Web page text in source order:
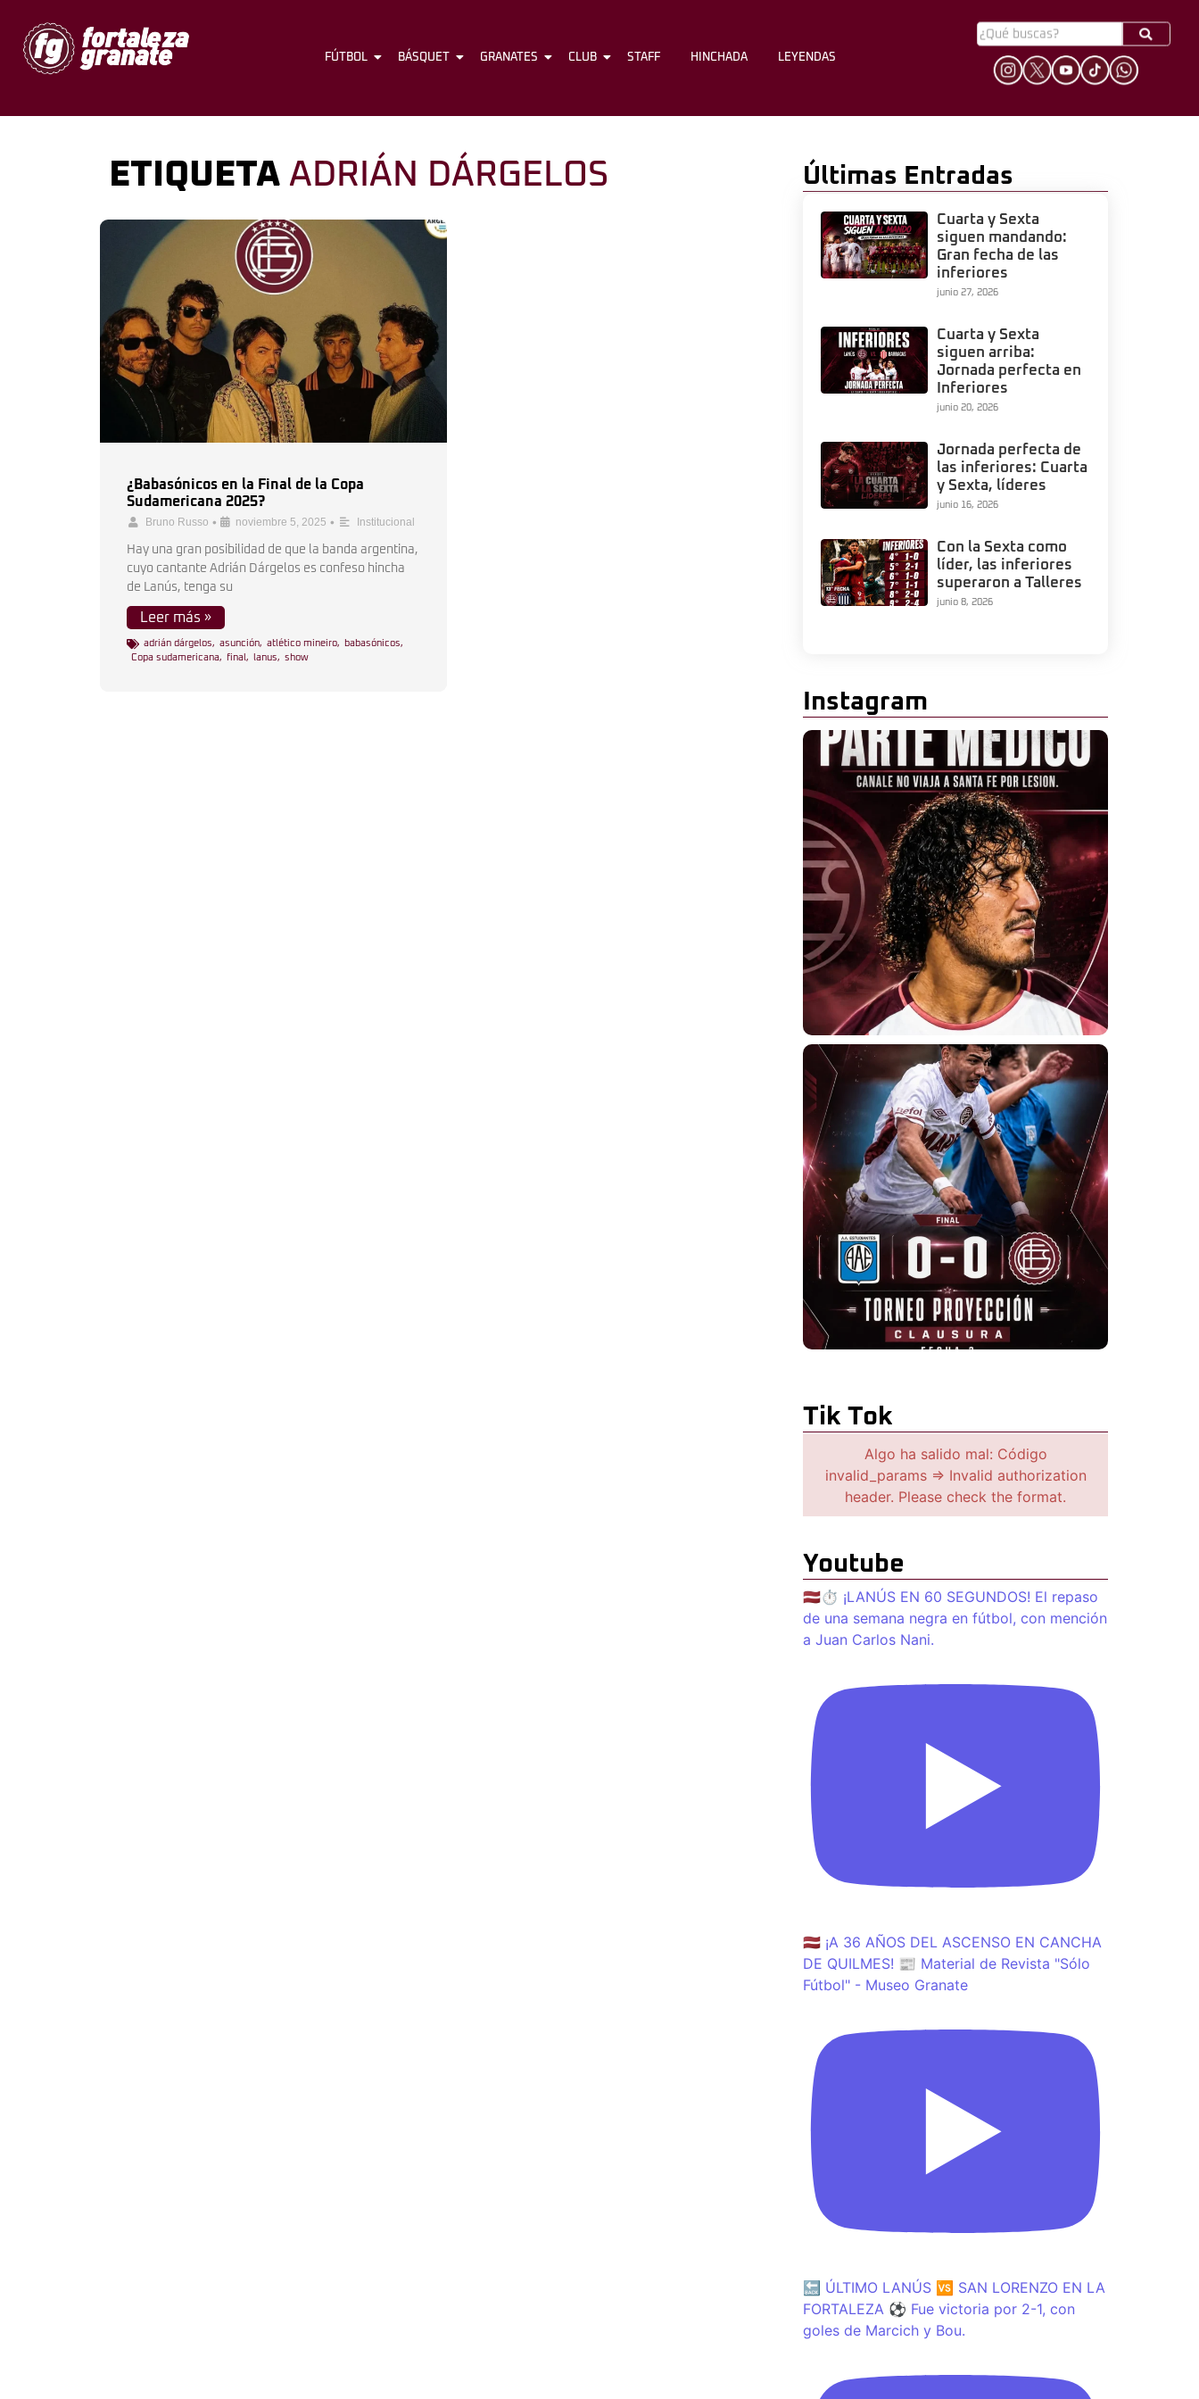
FÚTBOL BÁSQUET GRANATES CLUB STAFF HINCHADA
FÚTBOL BÁSQUET GRANATES CLUB STAFF HINCHADA LEYENDAS
ETIQUETA ADRIÁN DÁRGELOS
¿Babasónicos en la Final de la Copa
Sudamericana 2025?
Bruno Russo • noviembre 5, 2025 • Institucional
Hay una gran posibilidad de que la banda argentina,
cuyo cantante Adrián Dárgelos es confeso hincha
de Lanús, tenga su
Leer más »
adrián dárgelos, asunción, atlético mineiro, babasónicos,
Copa sudamericana, final , lanus, show
Últimas Entradas
Cuarta y Sexta
siguen mandando:
Gran fecha de las
inferiores
junio 27, 2026
Cuarta y Sexta
siguen arriba:
Jornada perfecta en
Inferiores
junio 20, 2026
Jornada perfecta de
las inferiores: Cuarta
y Sexta, líderes
junio 16, 2026
Con la Sexta como
líder, las inferiores
superaron a Talleres
junio 8, 2026
Instagram
Tik Tok
Algo ha salido mal: Código
invalid_params => Invalid authorization
header. Please check the format.
Youtube
🇱🇻⏱️ ¡LANÚS EN 60 SEGUNDOS! El repaso
de una semana negra en fútbol, con mención
a Juan Carlos Nani.
🇱🇻 ¡A 36 AÑOS DEL ASCENSO EN CANCHA
DE QUILMES! 📰 Material de Revista "Sólo
Fútbol" - Museo Granate
🔙 ÚLTIMO LANÚS 🆚 SAN LORENZO EN LA
FORTALEZA ⚽️ Fue victoria por 2-1, con
goles de Marcich y Bou.